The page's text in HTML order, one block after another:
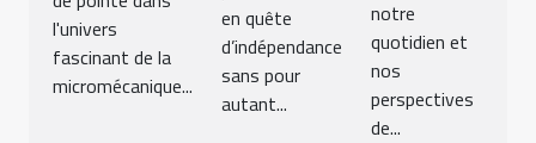
l'univers
fascinant de la
micromécanique...
en quête
d’indépendance
sans pour
autant...
notre
quotidien et
nos
perspectives
de...